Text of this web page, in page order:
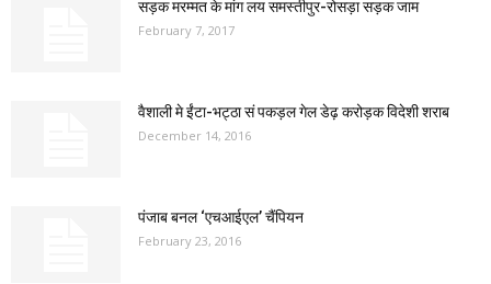
सड़क मरम्मत के मांग लय समस्तीपुर-रोसड़ा सड़क जाम
February 7, 2017
वैशाली मे ईंटा-भट्ठा सं पकड़ल गेल डेढ़ करोड़क विदेशी शराब
December 14, 2016
पंजाब बनल ‘एचआईएल’ चैंपियन
February 23, 2016